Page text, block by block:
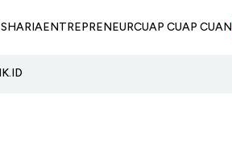
SHARIAENTREPRENEURCUAP CUAP CUAN